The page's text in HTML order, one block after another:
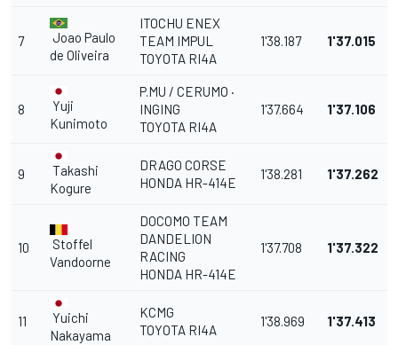
7
Joao Paulo
de Oliveira
ITOCHU ENEX
TEAM IMPUL
TOYOTA RI4A
1'38.187 1'37.015
8
Yuji
Kunimoto
P.MU / CERUMO ·
INGING
TOYOTA RI4A
1'37.664 1'37.106
9
Takashi
Kogure
DRAGO CORSE
HONDA HR-414E
1'38.281 1'37.262
10
Stoffel
Vandoorne
DOCOMO TEAM
DANDELION
RACING
HONDA HR-414E
1'37.708 1'37.322
11
Yuichi
Nakayama
KCMG
TOYOTA RI4A
1'38.969 1'37.413